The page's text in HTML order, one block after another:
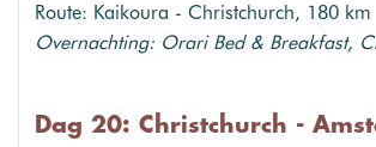
Route: Kaikoura - Christchurch, 180 km
Overnachting: Orari Bed & Breakfast,
Dag 20: Christchurch -